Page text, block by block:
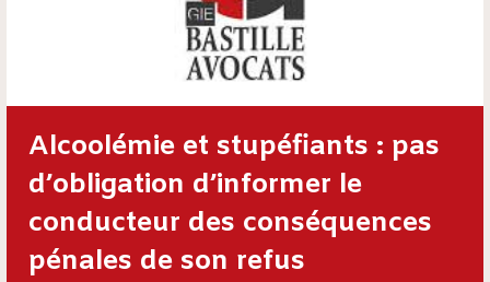
Alcoolémie et stupéfiants : pas
d’obligation d’informer le
conducteur des conséquences
pénales de son refus